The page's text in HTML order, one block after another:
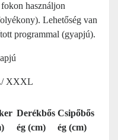
használjon
Lehetőség van
programmal (gyapjú).
XXXL
Derékbős
ég (cm)
Csipőbős
ég (cm)